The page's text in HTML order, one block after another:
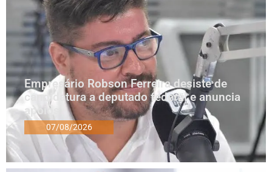
Empresário Robson Ferreira desiste de
candidatura a deputado federal e anuncia
apoios
07/08/2026